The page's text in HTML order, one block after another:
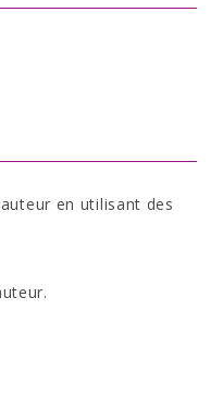
en utilisant des